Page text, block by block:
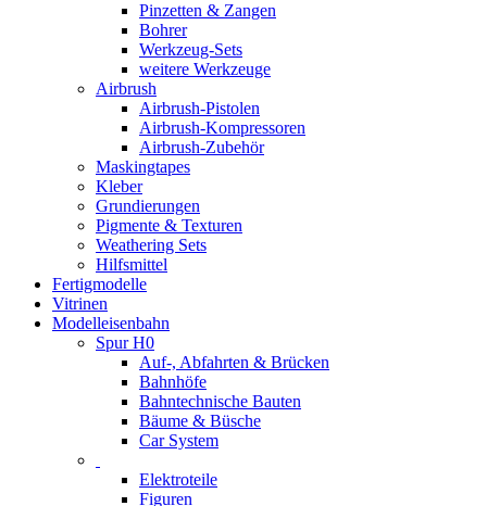
Pinzetten & Zangen
Bohrer
Werkzeug-Sets
weitere Werkzeuge
Airbrush
Airbrush-Pistolen
Airbrush-Kompressoren
Airbrush-Zubehör
Maskingtapes
Kleber
Grundierungen
Pigmente & Texturen
Weathering Sets
Hilfsmittel
Fertigmodelle
Vitrinen
Modelleisenbahn
Spur H0
Auf-, Abfahrten & Brücken
Bahnhöfe
Bahntechnische Bauten
Bäume & Büsche
Car System
Elektroteile
Figuren